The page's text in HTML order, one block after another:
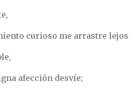
curioso me arrastre lejos
afección desvíe;